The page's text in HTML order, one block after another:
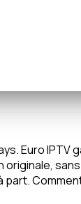
Euro IPTV
originale,